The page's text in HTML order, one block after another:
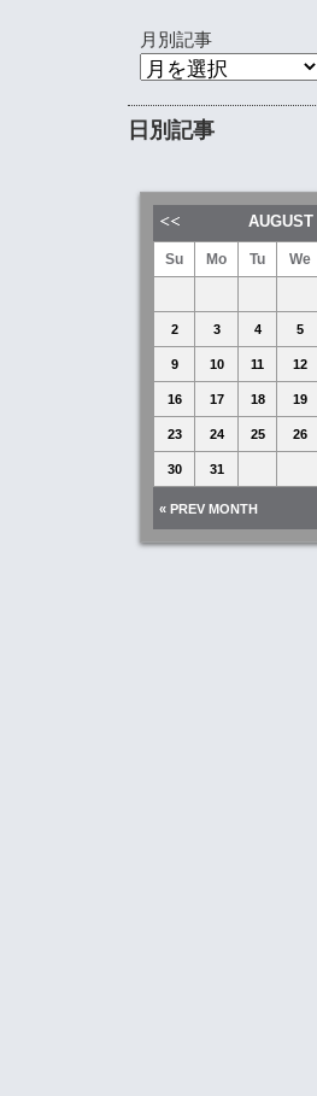
月別記事
日別記事
AUGUST
Su Mo Tu We
2 3 4 5
9 10 11 12
16 17 18 19
23 24 25 26
30 31
« PREV MONTH